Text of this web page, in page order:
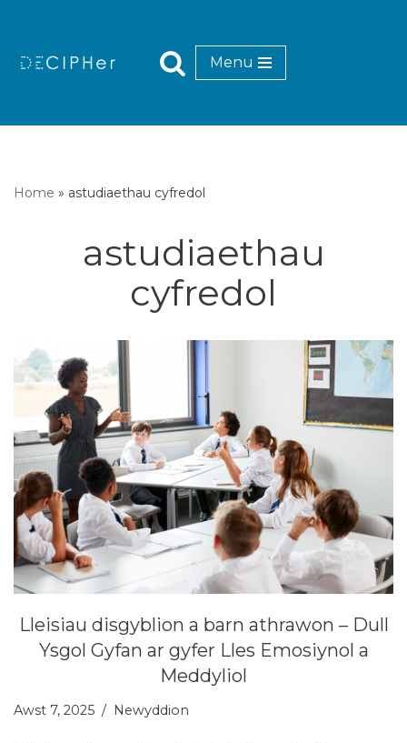
Menu
Home » astudiaethau cyfredol
astudiaethau
cyfredol
Lleisiau disgyblion a barn athrawon – Dull
Ysgol Gyfan ar gyfer Lles Emosiynol a
Meddyliol
Awst 7, 2025 Newyddion